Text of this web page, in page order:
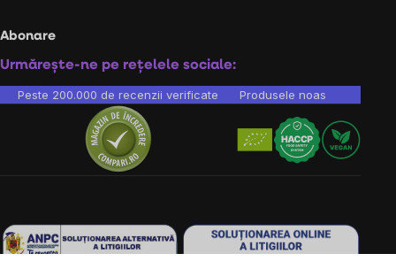
Abonare
Urmărește-ne pe rețelele sociale:
Peste 200.000 de recenzii verificate Produsele noastre sunt